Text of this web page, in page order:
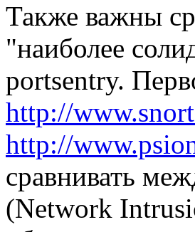
Также важны
"наиболее
portsentry.
http://
http://
сравнивать
(Network